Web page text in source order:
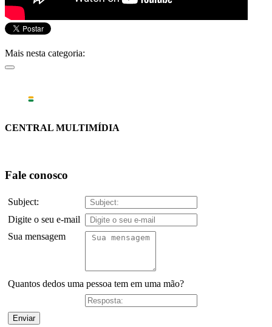
Mais nesta categoria:
CENTRAL MULTIMÍDIA
Fale conosco
Subject:
Digite o seu e-mail
Sua mensagem
Quantos dedos uma pessoa tem em uma mão?